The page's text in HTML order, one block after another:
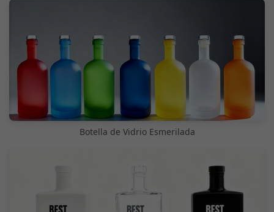
Botella de Vidrio Esmerilada